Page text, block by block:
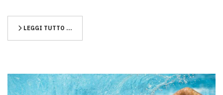
LEGGI TUTTO …